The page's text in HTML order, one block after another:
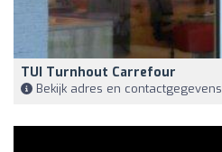
TUI Turnhout Carrefour
Bekijk adres en contactgegevens